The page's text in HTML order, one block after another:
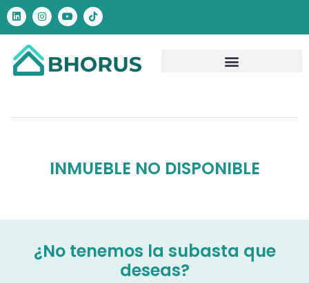
INMUEBLE NO DISPONIBLE
¿No tenemos la subasta que
deseas?